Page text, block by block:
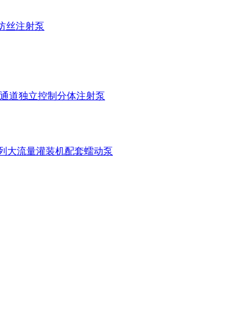
丝注射泵
道独立控制分体注射泵
大流量灌装机配套蠕动泵